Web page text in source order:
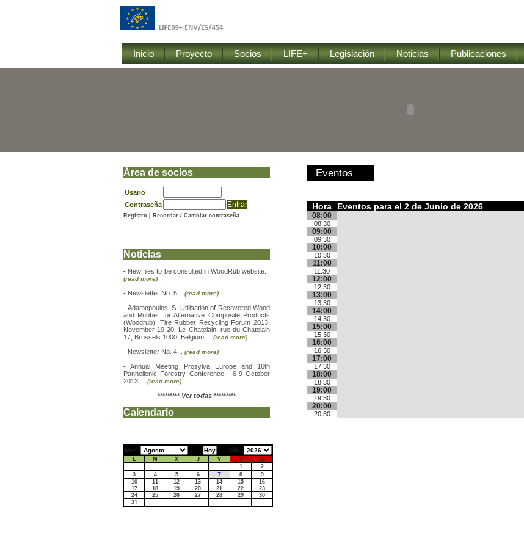
Inicio Proyecto Socios LIFE+ Legislación Noticias Publicaciones
Eventos
Hora Eventos para el 2 de Junio de 2026
08:00
08:30
09:00
09:30
10:00
10:30
11:00
11:30
12:00
12:30
13:00
13:30
14:00
14:30
15:00
15:30
16:00
16:30
17:00
17:30
18:00
18:30
19:00
19:30
20:00
20:30
Área de socios
Usario
Contraseña
Registro Recordar / Cambiar contraseña
Noticias
- New files to be consulted in WoodRub website...
(read more)
- Newsletter No. 5... (read more)
- Adamopoulos, S. Utilisation of Recovered Wood
and Rubber for Alternative Composite Products
(Woodrub). Tire Rubber Recycling Forum 2013,
November 19-20, Le Chatelain, rue du Chatelain
17, Brussels 1000, Belgium ... (read more)
- Newsletter No. 4... (read more)
-Annual Meeting Prosylva Europe and 16th
Panhellenic Forestry Conference , 6-9 October
2013.... (read more)
********* Ver todas *********
Calendario
Mes: Año:
L M X J V S
D
1
2
3
4 5 6 7 8
9
10
11 12 13 14 15
16
17
18 19 20 21 22
23
24
25 26 27 28 29
30
31